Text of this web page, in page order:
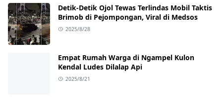
Detik-Detik Ojol Tewas Terlindas Mobil Taktis
Brimob di Pejompongan, Viral di Medsos
2025/8/28
Empat Rumah Warga di Ngampel Kulon
Kendal Ludes Dilalap Api
2025/8/21